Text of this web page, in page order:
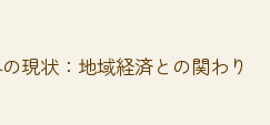
中古車市場の展望と成長
現状：地域経済との関わり